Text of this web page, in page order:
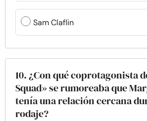
Sam Claflin
10. ¿Con qué coprotagonista
Squad» se rumoreaba que
tenía una relación cercana
rodaje?